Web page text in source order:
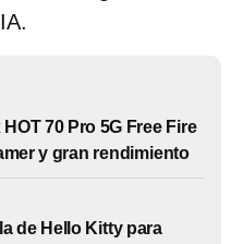
70 Pro 5G Free Fire
y gran rendimiento
de Hello Kitty para